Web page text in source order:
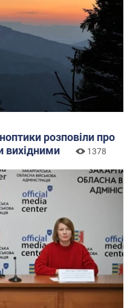
розповіли про
вихідними
1378